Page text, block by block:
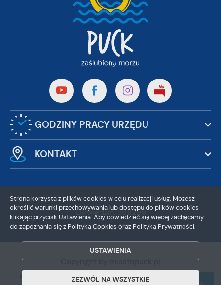
GODZINY PRACY URZĘDU
KONTAKT
Odwiedzin: 3811299
Online: 213
Copyright by miastopuck.pl
2ClickPortal® - Portale nowej generacji
Strona korzysta z plików cookies w celu realizacji usług. Możesz
określić warunki przechowywania lub dostępu do plików cookies
klikając przycisk Ustawienia. Aby dowiedzieć się więcej zachęcamy
do zapoznania się z Polityką Cookies oraz Polityką Prywatności.
USTAWIENIA
ZEZWÓL NA WSZYSTKIE
ZAPISZ WYBRANE